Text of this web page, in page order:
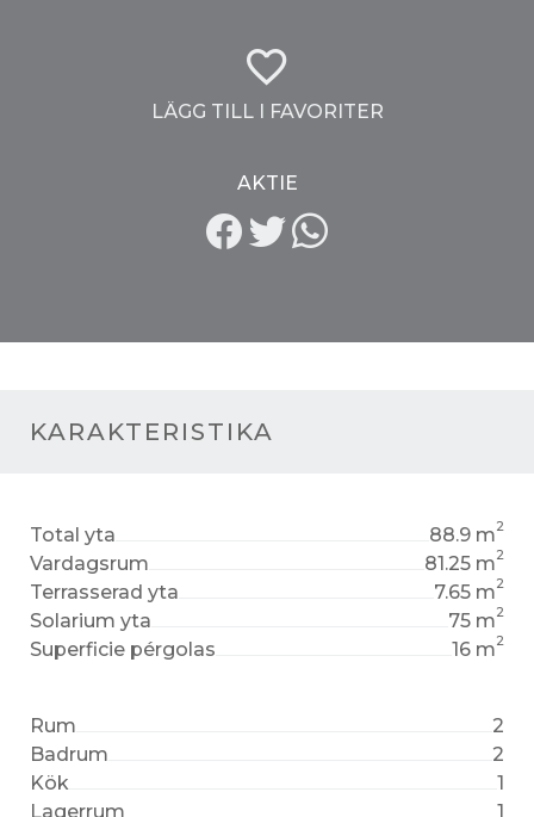
KARAKTERISTIKA
Total yta 88.9 m2
Vardagsrum 81.25 m2
Terrasserad yta 7.65 m2
Solarium yta 75 m2
Superficie pérgolas 16 m2
Rum
2
Badrum
2
Kök
1
Lagerrum
1
LÄGG TILL I FAVORITER
AKTIE